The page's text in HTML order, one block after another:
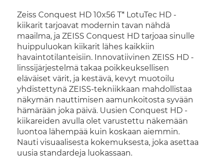
Zeiss Conquest HD 10x56 T* LotuTec HD -
kiikarit tarjoavat modernin tavan nähdä
maailma, ja ZEISS Conquest HD tarjoaa sinulle
huippuluokan kiikarit lähes kaikkiin
havaintotilanteisiin. Innovatiivinen ZEISS HD -
linssijärjestelmä takaa poikkeuksellisen
eläväiset värit, ja kestävä, kevyt muotoilu
yhdistettynä ZEISS-tekniikkaan mahdollistaa
näkymän nauttimisen aamunkoitosta syvään
hämärään joka päivä. Uusien Conquest HD -
kiikareiden avulla olet varustettu näkemään
luontoa lähempää kuin koskaan aiemmin.
Nauti visuaalisesta kokemuksesta, joka asettaa
uusia standardeja luokassaan.